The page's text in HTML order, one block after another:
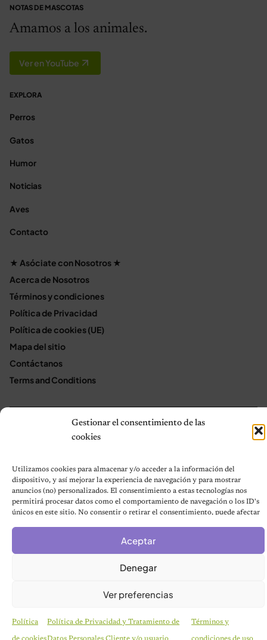
Gestionar el consentimiento de las
cookies
Utilizamos cookies para almacenar y/o acceder a la información del
dispositivo, y así mejorar la experiencia de navegación y para mostrar
anuncios (no) personalizados. El consentimiento a estas tecnologías nos
permitirá procesar datos como el comportamiento de navegación o los ID's
únicos en este sitio. No consentir o retirar el consentimiento, puede afectar
Aceptar
Denegar
Ver preferencias
Política Política de Privacidad y Tratamiento de Términos y
NOTAS DE MASCOTAS
Amamos a los animales.
Ver en YouTube
EXPLORA
Perros
Gatos
Humor
Noticias
Aves
Contacto
★ Asóciate con Nosotros ★
Acerca de Nosotros
Términos y condiciones
Política de Privacidad
Política de cookies (UE)
Mapa del sitio
Contáctanos
Terms and Conditions
© 2026 Notas de Mascotas
Política de privacidad